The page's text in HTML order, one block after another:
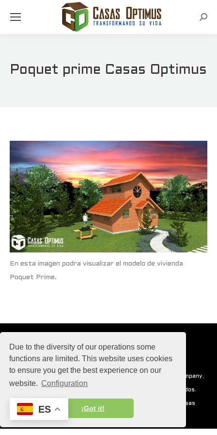
Due to the diversity of our operations some
functions are limited. This website uses cookies
to ensure you get the best experience on our
website. Configuration
¡Got it!
Poquet prime Casas Optimus
En esta imagen podra visualizar el modelo de vivienda
Poquet Prime.
Con pasión para el universo, Casas Optimus, Operating Company,
S.A. 2017-2030 © copyright todos los derechos reservados.
Para poder apreciar al máximo el universo mágico de Casas
Optimus actualiza constantemente tus dispositivos.
ES